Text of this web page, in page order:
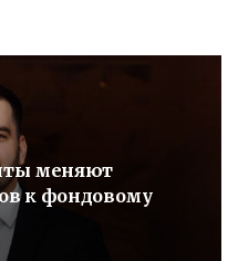
меняют
к фондовому